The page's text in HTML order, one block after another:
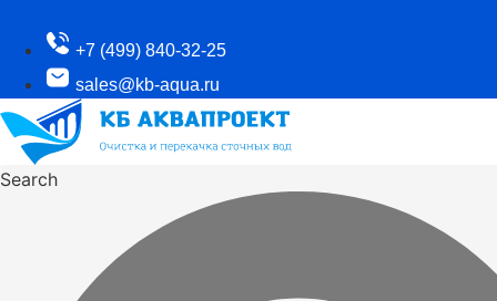
+7 (499) 840-32-25
sales@kb-aqua.ru
Search